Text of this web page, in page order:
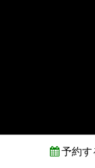
予約す